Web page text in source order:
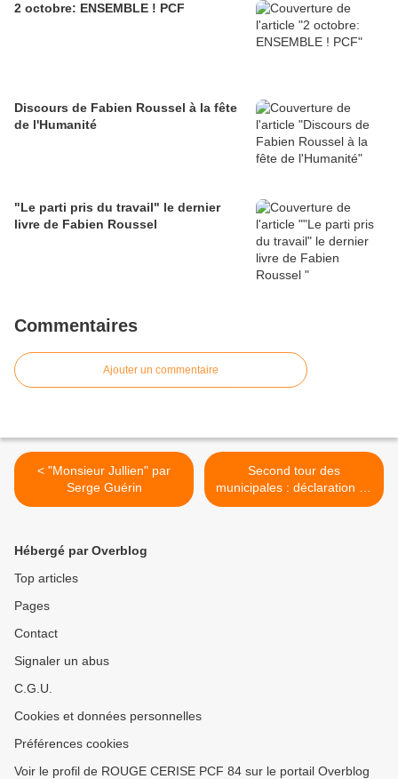
2 octobre: ENSEMBLE ! PCF
Discours de Fabien Roussel à la fête
de l'Humanité
"Le parti pris du travail" le dernier
livre de Fabien Roussel
Commentaires
Ajouter un commentaire
< "Monsieur Jullien" par
Serge Guérin
Second tour des
municipales : déclaration du
PCF >
Hébergé par Overblog
Top articles
Pages
Contact
Signaler un abus
C.G.U.
Cookies et données personnelles
Préférences cookies
Voir le profil de ROUGE CERISE PCF 84 sur le portail Overblog